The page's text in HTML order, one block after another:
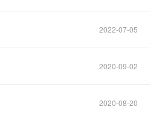
2022-07-05
2020-09-02
2020-08-20